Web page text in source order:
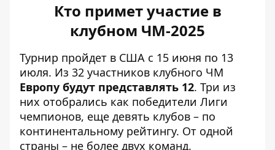
Кто примет участие в
клубном ЧМ-2025
Турнир пройдет в США с 15 июня по 13
июля. Из 32 участников клубного ЧМ
Европу будут представлять 12. Три из
них отобрались как победители Лиги
чемпионов, еще девять клубов – по
континентальному рейтингу. От одной
страны – не более двух команд.